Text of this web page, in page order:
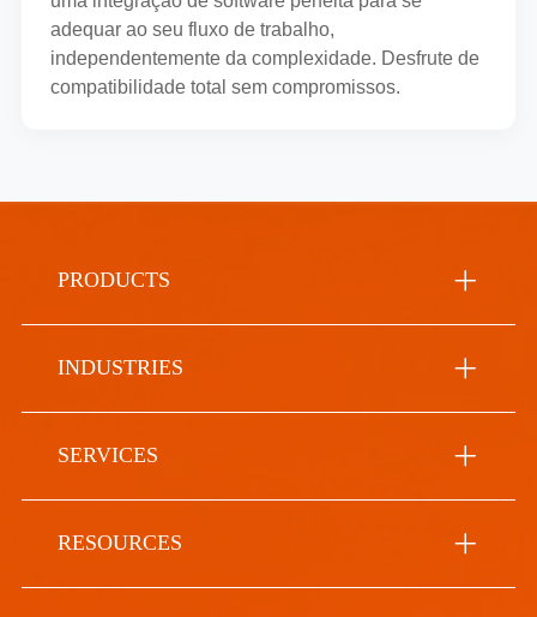
adequar ao seu fluxo de trabalho,
independentemente da complexidade. Desfrute de
compatibilidade total sem compromissos.
PRODUCTS
INDUSTRIES
SERVICES
RESOURCES